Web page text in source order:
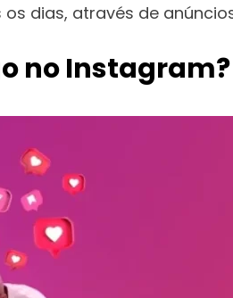
dias, através de
no Instagram?